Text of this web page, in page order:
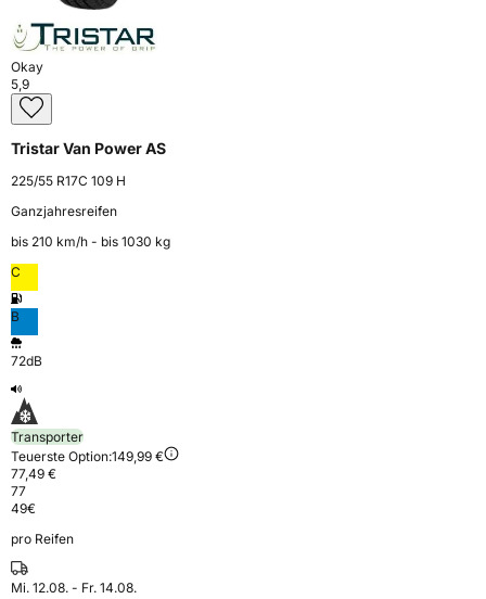
Okay
5,9
Tristar Van Power AS
225/55 R17C 109 H
Ganzjahresreifen
bis 210 km⁠/⁠h - bis 1030 kg
C
B
72dB
Transporter
Teuerste Option:149,99 €
77,49 €
77
49€
pro Reifen
Mi. 12.08. - Fr. 14.08.